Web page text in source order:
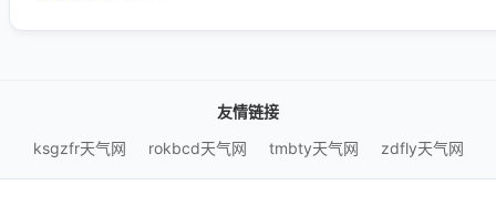
友情链接
ksgzfr天气网
rokbcd天气网 tmbty天气网 zdfly天气网